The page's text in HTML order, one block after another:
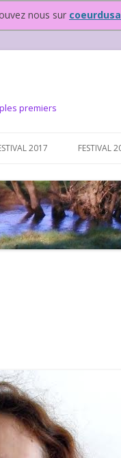
nous sur
premiers
2017 FESTIVAL